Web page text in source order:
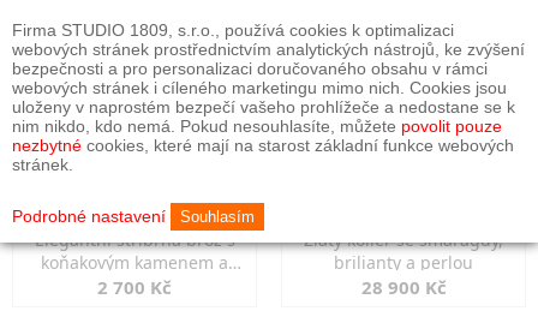
Elegantní stříbrná brož s
koňakovým kamenem a
markazity
2 700 Kč
Zlatý kolier se smaragdy,
brilianty a perlou
28 900 Kč
Firma STUDIO 1809, s.r.o., používá cookies k optimalizaci
webových stránek prostřednictvím analytických nástrojů, ke zvýšení
bezpečnosti a pro personalizaci doručovaného obsahu v rámci
webových stránek i cíleného marketingu mimo nich. Cookies jsou
uloženy v naprostém bezpečí vašeho prohlížeče a nedostane se k
nim nikdo, kdo nemá. Pokud nesouhlasíte, můžete povolit pouze
nezbytné cookies, které mají na starost základní funkce webových
stránek.
Podrobné nastavení Souhlasím